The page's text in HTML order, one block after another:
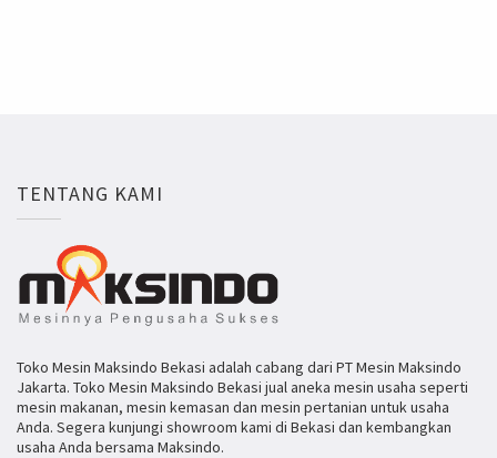
TENTANG KAMI
Toko Mesin Maksindo Bekasi adalah cabang dari PT Mesin Maksindo
Jakarta. Toko Mesin Maksindo Bekasi jual aneka mesin usaha seperti
mesin makanan, mesin kemasan dan mesin pertanian untuk usaha
Anda. Segera kunjungi showroom kami di Bekasi dan kembangkan
usaha Anda bersama Maksindo.